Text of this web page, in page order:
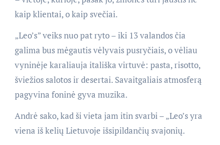
kaip klientai, o kaip svečiai.
„Leo’s” veiks nuo pat ryto – iki 13 valandos čia
galima bus mėgautis vėlyvais pusryčiais, o vėliau
vyninėje karaliauja itališka virtuvė: pasta, risotto,
šviežios salotos ir desertai. Savaitgaliais atmosferą
pagyvina foninė gyva muzika.
Andrė sako, kad ši vieta jam itin svarbi – „Leo’s yra
viena iš kelių Lietuvoje išsipildančių svajonių.